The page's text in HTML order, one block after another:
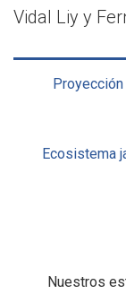
Vidal Liy y
Ecosistema
Nuestros